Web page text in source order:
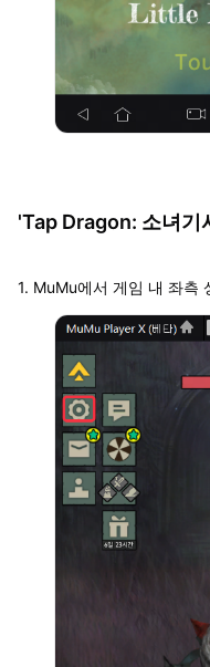
'Tap Dragon: 소녀기
1. MuMu에서 게임 내 좌측